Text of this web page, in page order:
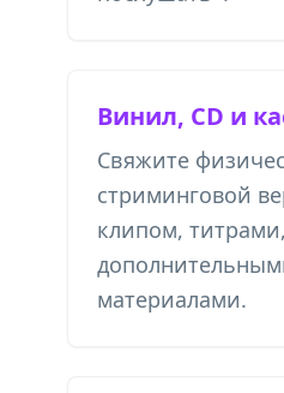
Винил, CD и
Свяжите
стриминговой
клипом,
материалами.